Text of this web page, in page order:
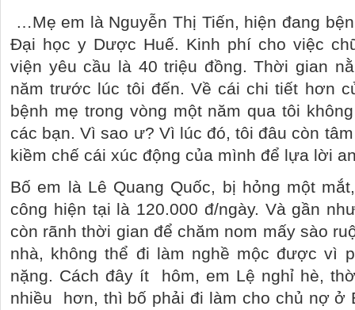
…Mẹ em là Nguyễn Thị Tiến, hiện đang
Đại học y Dược Huế. Kinh phí cho việc
viện yêu cầu là 40 triệu đồng. Thời gian
năm trước lúc tôi đến. Về cái chi tiết hơn
bệnh mẹ trong vòng một năm qua tôi
các bạn. Vì sao ư? Vì lúc đó, tôi đâu còn
kiềm chế cái xúc động của mình để lựa lời
Bố em là Lê Quang Quốc, bị hỏng một
công hiện tại là 120.000 đ/ngày. Và gần
còn rãnh thời gian để chăm nom mấy sào
nhà, không thể đi làm nghề mộc được vì
nặng. Cách đây ít
hôm, em Lệ nghỉ hè,
nhiều
hơn, thì bố phải đi làm cho chủ nợ ở